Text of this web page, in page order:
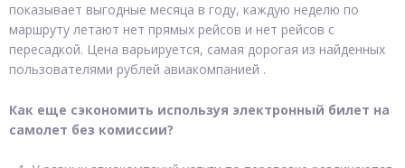
показывает выгодные месяца в году, каждую неделю по
маршруту летают нет прямых рейсов и нет рейсов с
пересадкой. Цена варьируется, самая дорогая из найденных
пользователями рублей авиакомпанией .
Как еще сэкономить используя электронный билет на
самолет без комиссии?